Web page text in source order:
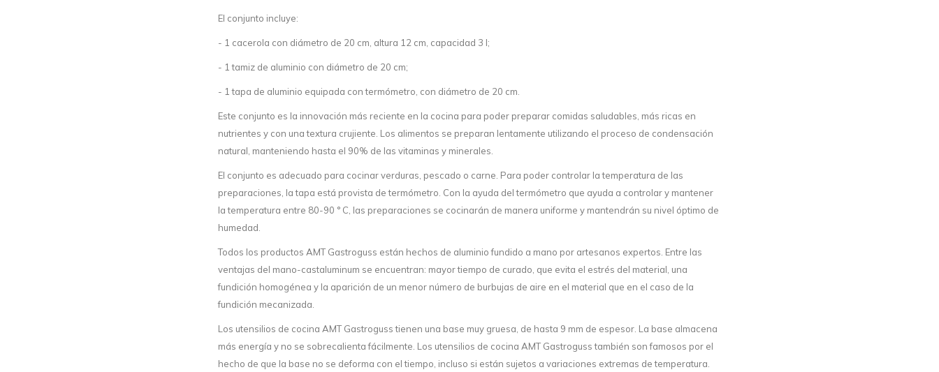
El conjunto incluye:
- 1 cacerola con diámetro de 20 cm, altura 12 cm, capacidad 3 l;
- 1 tamiz de aluminio con diámetro de 20 cm;
- 1 tapa de aluminio equipada con termómetro, con diámetro de 20 cm.
Este conjunto es la innovación más reciente en la cocina para poder preparar comidas saludables, más ricas en
nutrientes y con una textura crujiente. Los alimentos se preparan lentamente utilizando el proceso de condensación
natural, manteniendo hasta el 90% de las vitaminas y minerales.
El conjunto es adecuado para cocinar verduras, pescado o carne. Para poder controlar la temperatura de las
preparaciones, la tapa está provista de termómetro. Con la ayuda del termómetro que ayuda a controlar y mantener
la temperatura entre 80-90 ° C, las preparaciones se cocinarán de manera uniforme y mantendrán su nivel óptimo de
humedad.
Todos los productos AMT Gastroguss están hechos de aluminio fundido a mano por artesanos expertos. Entre las
ventajas del mano-castaluminum se encuentran: mayor tiempo de curado, que evita el estrés del material, una
fundición homogénea y la aparición de un menor número de burbujas de aire en el material que en el caso de la
fundición mecanizada.
Los utensilios de cocina AMT Gastroguss tienen una base muy gruesa, de hasta 9 mm de espesor. La base almacena
más energía y no se sobrecalienta fácilmente. Los utensilios de cocina AMT Gastroguss también son famosos por el
hecho de que la base no se deforma con el tiempo, incluso si están sujetos a variaciones extremas de temperatura.